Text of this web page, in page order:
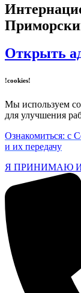
Открыть
!cookies!
Мы используем
для улучшения
Ознакомиться: с
и их передачу
Я ПРИНИМАЮ